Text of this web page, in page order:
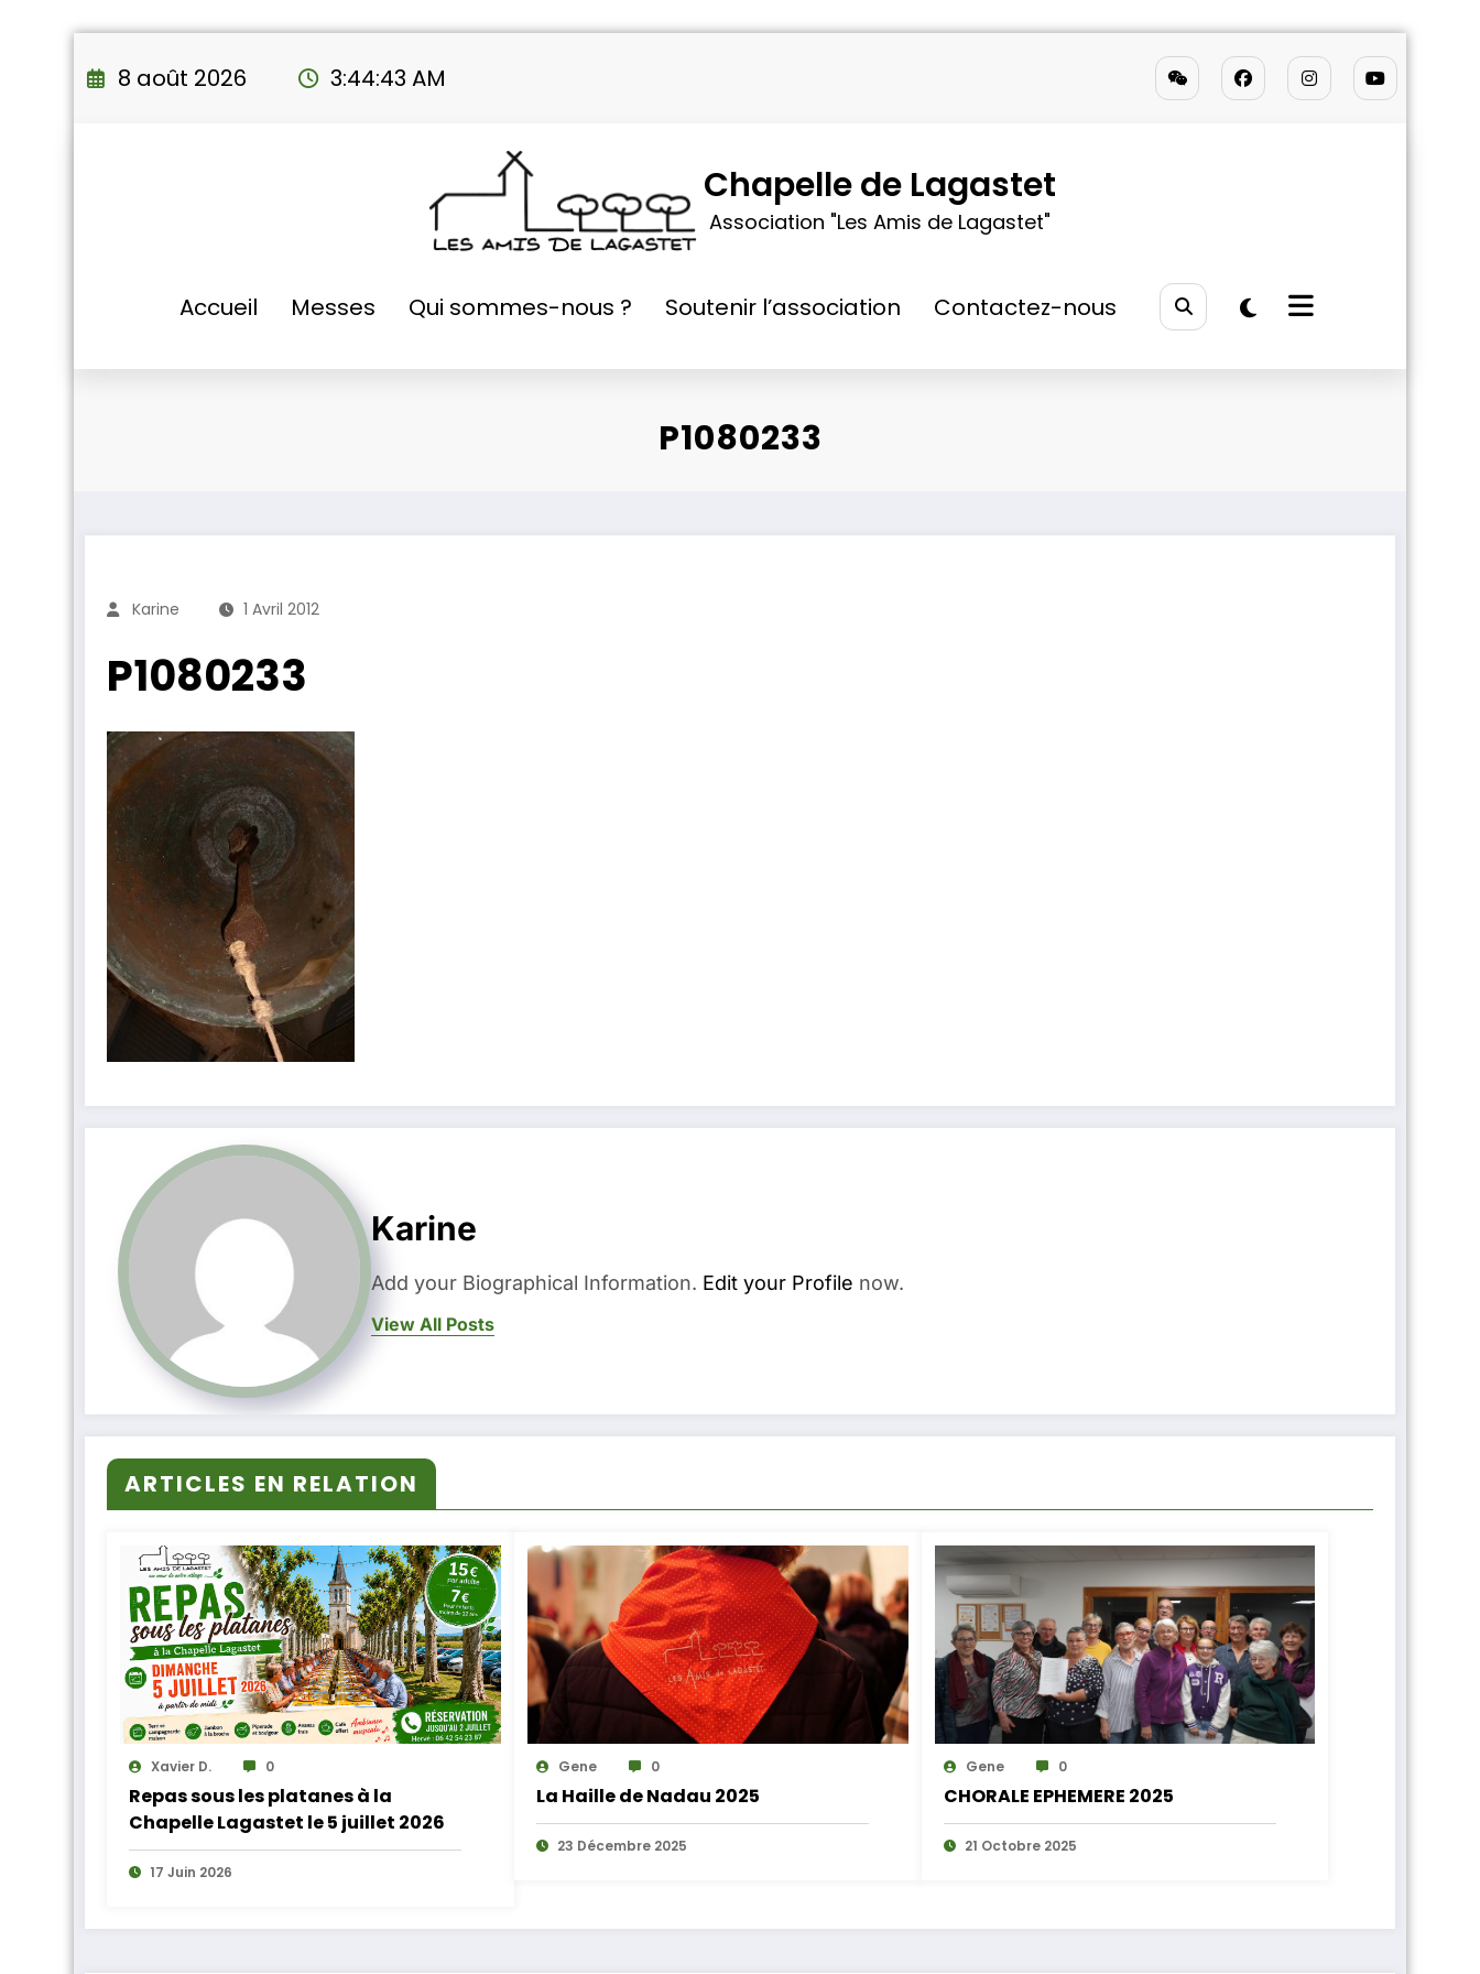
au
8 août 2026 3:44:44 AM
Chapelle de Lagastet
Association "Les Amis de Lagastet"
Accueil Messes Qui sommes-nous ? Soutenir l’association Contactez-nous
P1080233
Karine 1 Avril 2012
P1080233
Karine
Add your Biographical Information. Edit your Profile now.
View All Posts
ARTICLES EN RELATION
Xavier D. 0
Repas sous les platanes à la
Chapelle Lagastet le 5 juillet 2026
17 Juin 2026
Gene 0
La Haille de Nadau 2025
23 Décembre 2025
Gene 0
CHORALE EPHEMERE 2025
21 Octobre 2025